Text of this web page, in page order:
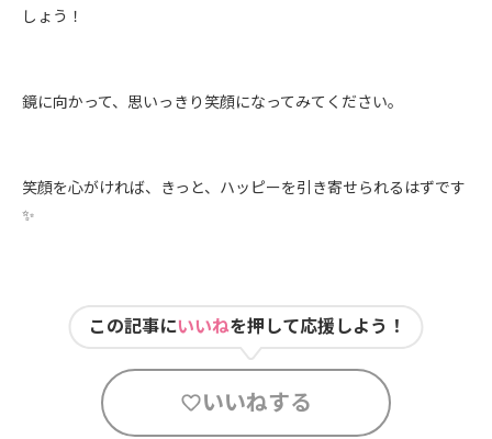
しょう！
鏡に向かって、思いっきり笑顔になってみてください。
笑顔を心がければ、きっと、ハッピーを引き寄せられるはずです
✨
この記事にいいねを押して応援しよう！
いいねする